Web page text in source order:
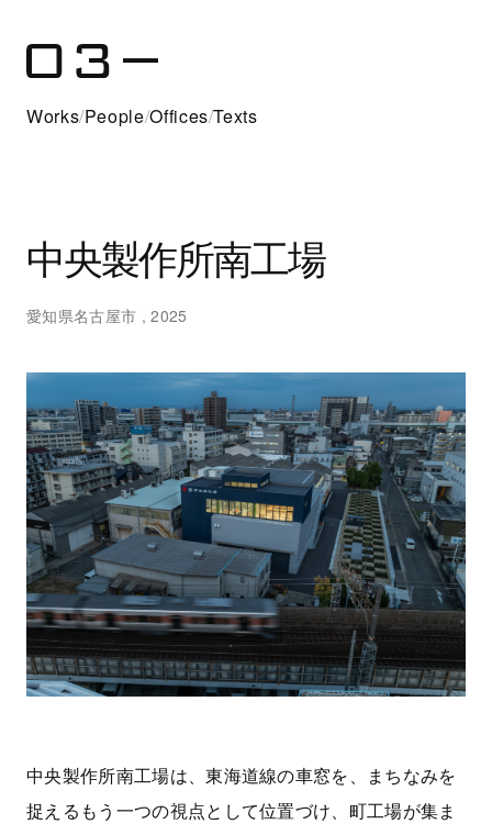
Works/People/Offices/Texts
中央製作所南工場
愛知県名古屋市 , 2025
中央製作所南工場は、東海道線の車窓を、まちなみを
捉えるもう一つの視点として位置づけ、町工場が集ま